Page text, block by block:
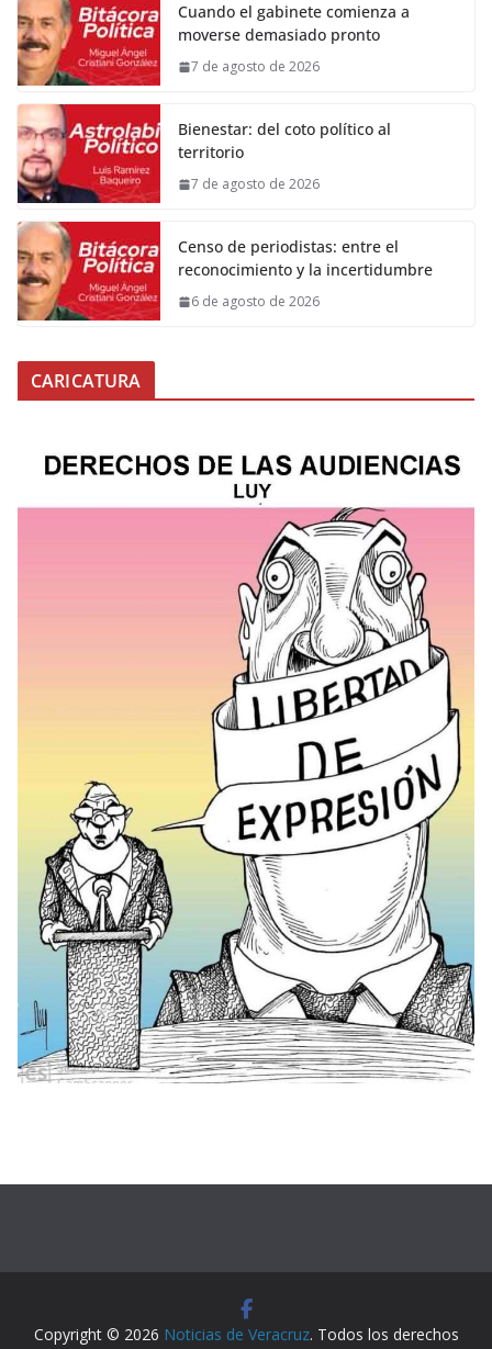
Cuando el gabinete comienza a
moverse demasiado pronto
7 de agosto de 2026
Bienestar: del coto político al
territorio
7 de agosto de 2026
Censo de periodistas: entre el
reconocimiento y la incertidumbre
6 de agosto de 2026
CARICATURA
Copyright © 2026 Noticias de Veracruz. Todos los derechos